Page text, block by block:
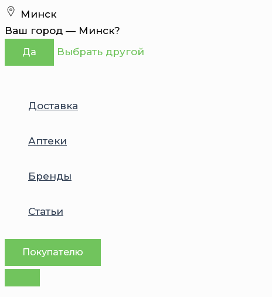
Перейти
к
содержимому
Минск
Ваш город — Минск?
Да Выбрать другой
Доставка
Аптеки
Бренды
Статьи
Покупателю